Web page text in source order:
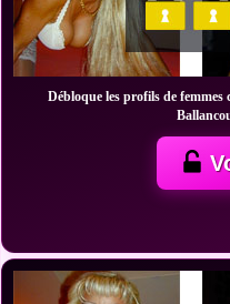
Débloque les profils de